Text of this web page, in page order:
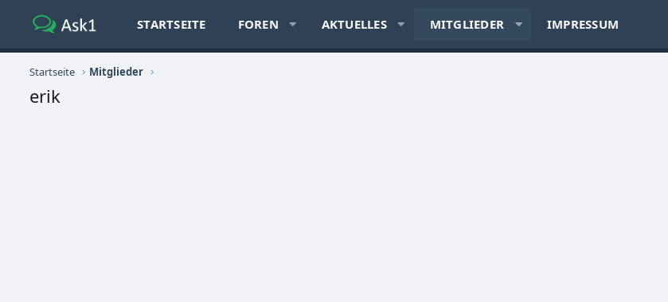
STARTSEITE FOREN AKTUELLES MITGLIEDER IMPRESSUM
Startseite Mitglieder
erik